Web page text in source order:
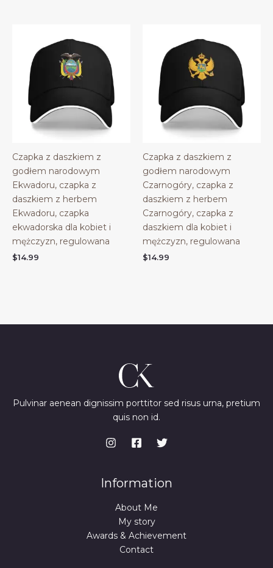
Czapka z daszkiem z
godłem narodowym
Ekwadoru, czapka z
daszkiem z herbem
Ekwadoru, czapka
ekwadorska dla kobiet i
mężczyzn, regulowana
$14.99
Czapka z daszkiem z
godłem narodowym
Czarnogóry, czapka z
daszkiem z herbem
Czarnogóry, czapka z
daszkiem dla kobiet i
mężczyzn, regulowana
$14.99
Pulvinar aenean dignissim porttitor sed risus urna, pretium
quis non id.
Information
About Me
My story
Awards & Achievement
Contact